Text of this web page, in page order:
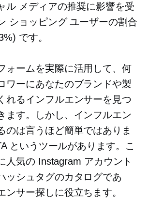
ル メディアの推奨に影響を受
ショッピング ユーザーの割合
です。
ォームを実際に活用して、何
ワーにあなたのブランドや製
れるインフルエンサーを見つ
ます。しかし、インフルエン
のは言うほど簡単ではありま
というツールがあります。こ
人気の Instagram アカウント
ッシュタグのカタログであ
ンサー探しに役立ちます。